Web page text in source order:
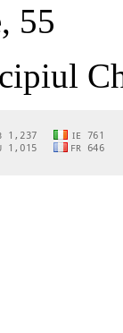
55